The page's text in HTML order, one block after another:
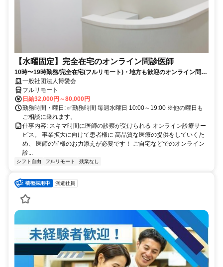
【水曜固定】完全在宅のオンライン問診医師
10時〜19時勤務/完全在宅(フルリモート)・地方も歓迎のオンライン問診
業務一般社団法人博愛会
フルリモート
日給32,000円～80,000円
勤務時間・曜日: ✅勤務時間 毎週水曜日 10:00～19:00 ※他の曜日も
ご相談に乗れます。
仕事内容: スキマ時間に医師の診察が受けられる オンライン診療サー
ビス。 事業拡大に向けて患者様に 高品質な医療の提供をしていくた
め、 医師の皆様のお力添えが必要です！ ご自宅などでのオンライン
診...
シフト自由 フルリモート 残業なし
派遣社員